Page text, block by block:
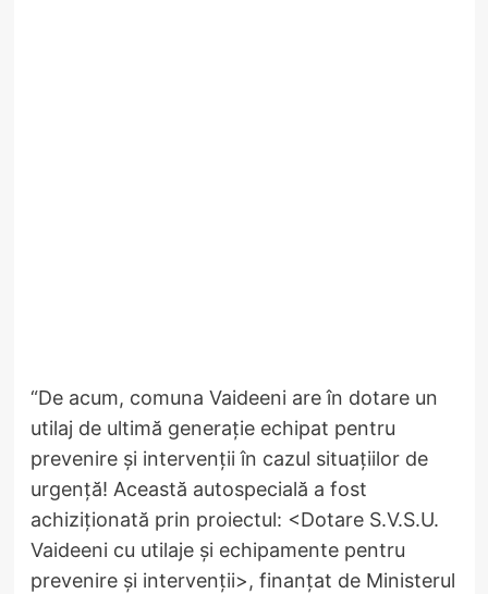
“De acum, comuna Vaideeni are în dotare un
utilaj de ultimă generație echipat pentru
prevenire și intervenții în cazul situațiilor de
urgență! Această autospecială a fost
achiziționată prin proiectul: <Dotare S.V.S.U.
Vaideeni cu utilaje și echipamente pentru
prevenire și intervenții>, finanțat de Ministerul